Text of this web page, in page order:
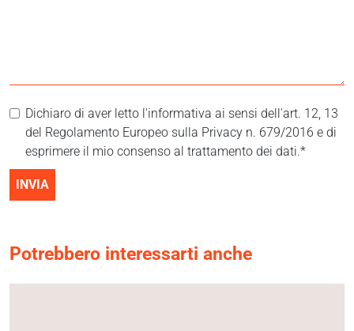
Dichiaro di aver letto l'informativa ai sensi dell'art. 12, 13
del Regolamento Europeo sulla Privacy n. 679/2016 e di
esprimere il mio consenso al trattamento dei dati.*
INVIA
Potrebbero interessarti anche